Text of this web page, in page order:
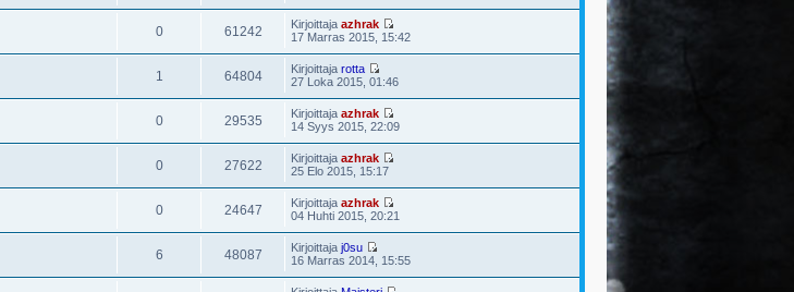
0 61242 Kirjoittaja azhrak
17 Marras 2015, 15:42
1 64804 Kirjoittaja rotta
27 Loka 2015, 01:46
0 29535 Kirjoittaja azhrak
14 Syys 2015, 22:09
0 27622 Kirjoittaja azhrak
25 Elo 2015, 15:17
0 24647 Kirjoittaja azhrak
04 Huhti 2015, 20:21
6 48087 Kirjoittaja j0su
16 Marras 2014, 15:55